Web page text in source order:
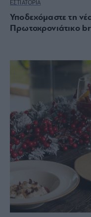
ΕΣΤΙΑΤΟΡΙΑ
Υποδεχόμαστε τη
Πρωτοχρονιάτικο